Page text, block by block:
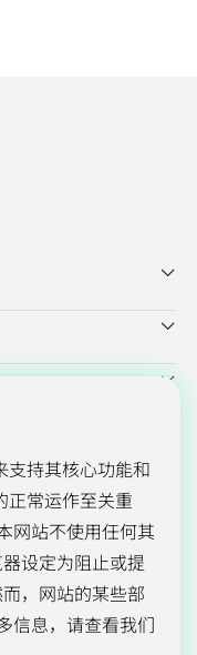
支持其核心功能和
正常运作至关重
网站不使用任何其
设定为阻止或提
，网站的某些部
信息，请查看我们